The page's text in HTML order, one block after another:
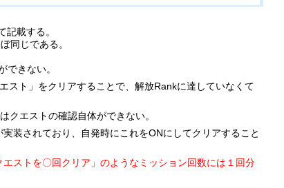
載する。
同じである。
きない。
スト」をクリアすることで、解放Rankに達していなくて
クエストの確認自体ができない。
装されており、自発時にこれをONにしてクリアすること
エストを〇回クリア」のようなミッション回数には１回分